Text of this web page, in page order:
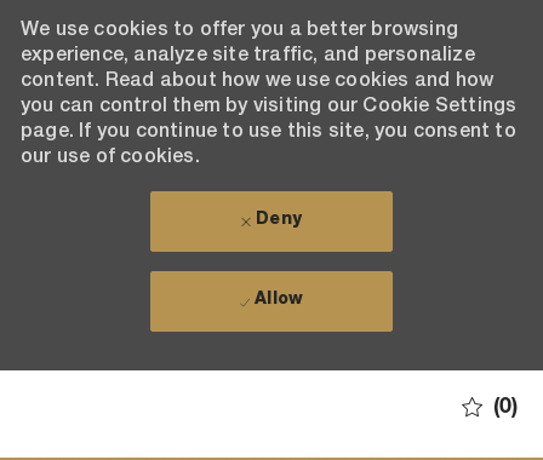
We use cookies to offer you a better browsing
experience, analyze site traffic, and personalize
content. Read about how we use cookies and how
you can control them by visiting our Cookie Settings
page. If you continue to use this site, you consent to
our use of cookies.
Deny
Allow
(0)